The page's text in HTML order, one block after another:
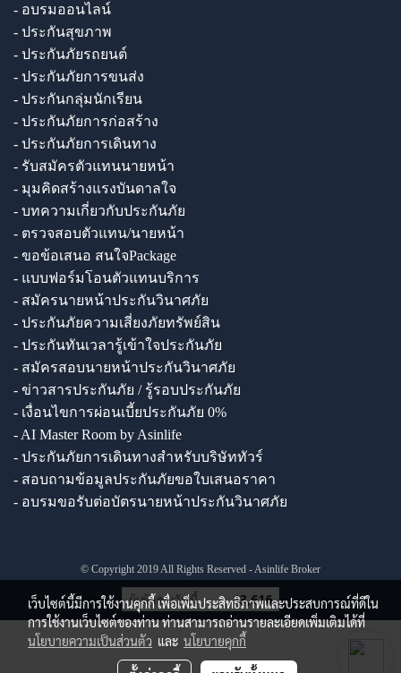
- อบรมออนไลน์
- ประกันสุขภาพ
- ประกันภัยรถยนต์
- ประกันภัยการขนส่ง
- ประกันกลุ่มนักเรียน
- ประกันภัยการก่อสร้าง
- ประกันภัยการเดินทาง
- รับสมัครตัวแทนนายหน้า
- มุมคิดสร้างแรงบันดาลใจ
- บทความเกี่ยวกับประกันภัย
- ตรวจสอบตัวแทน/นายหน้า
- ขอข้อเสนอ สนใจPackage
- แบบฟอร์มโอนตัวแทนบริการ
- สมัครนายหน้าประกันวินาศภัย
- ประกันภัยความเสี่ยงภัยทรัพย์สิน
- ประกันทันเวลารู้เข้าใจประกันภัย
- สมัครสอบนายหน้าประกันวินาศภัย
- ข่าวสารประกันภัย / รู้รอบประกันภัย
- เงื่อนไขการผ่อนเบี้ยประกันภัย 0%
- AI Master Room by Asinlife
- ประกันภัยการเดินทางสำหรับบริษัททัวร์
- สอบถามข้อมูลประกันภัยขอใบเสนอราคา
- อบรมขอรับต่อบัตรนายหน้าประกันวินาศภัย
© Copyright 2019 All Rights Reserved - Asinlife Broker
ผู้เข้าชมวันนี้ 13,616
เว็บไซต์นี้มีการใช้งานคุกกี้ เพื่อเพิ่มประสิทธิภาพและประสบการณ์ที่ดีใน
การใช้งานเว็บไซต์ของท่าน ท่านสามารถอ่านรายละเอียดเพิ่มเติมได้ที่
นโยบายความเป็นส่วนตัว และ นโยบายคุกกี้